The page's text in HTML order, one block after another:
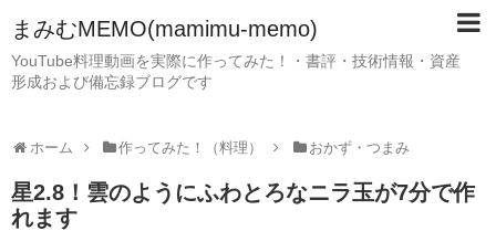
まみむMEMO(mamimu-memo)
YouTube料理動画を実際に作ってみた！・書評・技術情報・資産
形成および備忘録ブログです
ホーム 作ってみた！（料理） おかず・つまみ
星2.8！雲のようにふわとろなニラ玉が7分で作
れます